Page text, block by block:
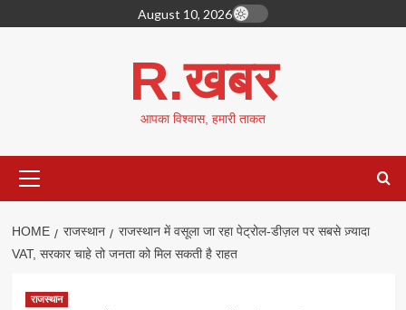
to
August 10, 2026
R.खबर
आपका विश्वास, हमारी ताकत
Menu
HOME राजस्थान
राजस्थान में वसूला जा रहा पेट्रोल-डीज़ल पर सबसे ज़्यादा
VAT, सरकार चाहे तो जनता को मिल सकती है राहत
राजस्थान